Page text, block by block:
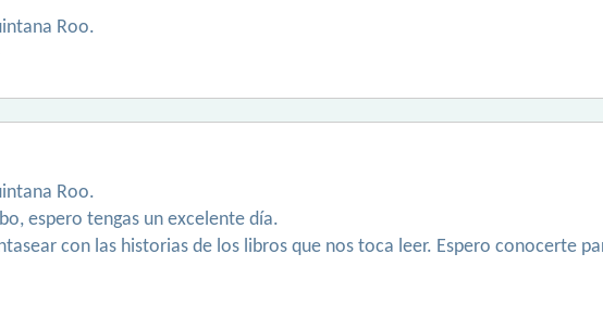
Roo.
Roo.
espero tengas un excelente día.
con las historias de los libros que nos toca leer. Espero conocerte